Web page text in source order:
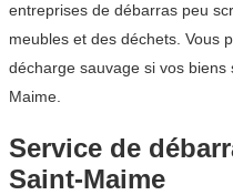
entreprises de débarras peu
meubles et des déchets. Vous
décharge sauvage si vos
Maime.
Service de
Saint-Maime